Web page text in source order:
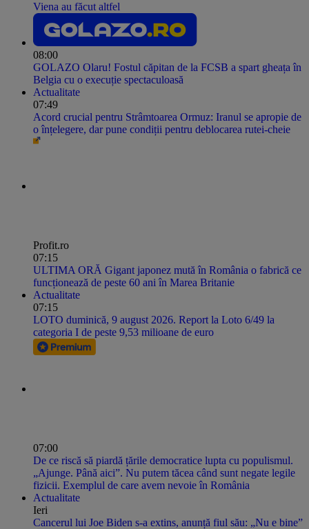
Viena au făcut altfel
08:00
GOLAZO Olaru! Fostul căpitan de la FCSB a spart gheața în
Belgia cu o execuție spectaculoasă
Actualitate
07:49
Acord crucial pentru Strâmtoarea Ormuz: Iranul se apropie de
o înțelegere, dar pune condiții pentru deblocarea rutei-cheie
Profit.ro
07:15
ULTIMA ORĂ Gigant japonez mută în România o fabrică ce
funcționează de peste 60 ani în Marea Britanie
Actualitate
07:15
LOTO duminică, 9 august 2026. Report la Loto 6/49 la
categoria I de peste 9,53 milioane de euro
07:00
De ce riscă să piardă țările democratice lupta cu populismul.
„Ajunge. Până aici”. Nu putem tăcea când sunt negate legile
fizicii. Exemplul de care avem nevoie în România
Actualitate
Ieri
Cancerul lui Joe Biden s-a extins, anunță fiul său: „Nu e bine”